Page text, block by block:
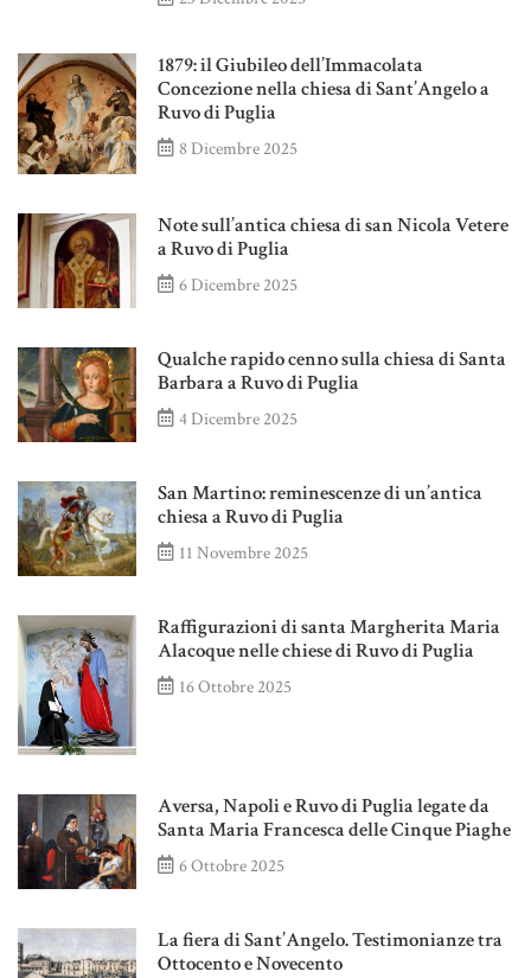
1879: il Giubileo dell’Immacolata
Concezione nella chiesa di Sant’Angelo a
Ruvo di Puglia
8 Dicembre 2025
Note sull’antica chiesa di san Nicola Vetere
a Ruvo di Puglia
6 Dicembre 2025
Qualche rapido cenno sulla chiesa di Santa
Barbara a Ruvo di Puglia
4 Dicembre 2025
San Martino: reminescenze di un’antica
chiesa a Ruvo di Puglia
11 Novembre 2025
Raffigurazioni di santa Margherita Maria
Alacoque nelle chiese di Ruvo di Puglia
16 Ottobre 2025
Aversa, Napoli e Ruvo di Puglia legate da
Santa Maria Francesca delle Cinque Piaghe
6 Ottobre 2025
La fiera di Sant’Angelo. Testimonianze tra
Ottocento e Novecento